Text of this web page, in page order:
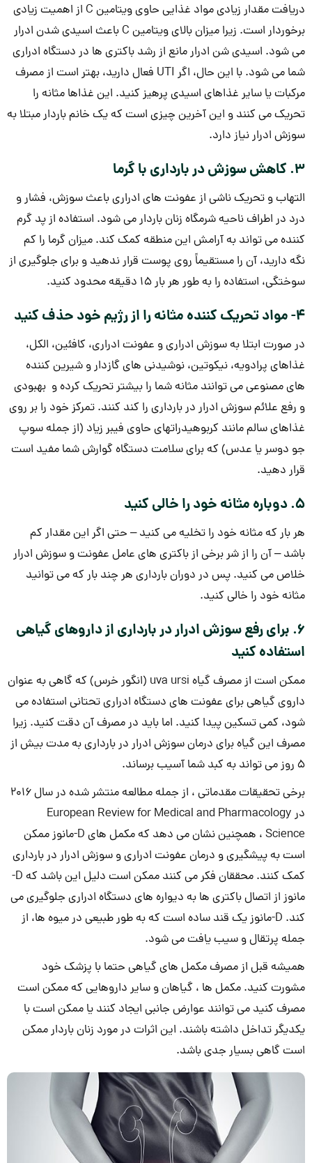
دریافت مقدار زیادی مواد غذایی حاوی ویتامین C از اهمیت زیادی
برخوردار است. زیرا میزان بالای ویتامین C باعث اسیدی شدن ادرار
می شود. اسیدی شن ادرار مانع از رشد باکتری ها در دستگاه ادراری
شما می شود. با این حال، اگر UTI فعال دارید، بهتر است از مصرف
مرکبات یا سایر غذاهای اسیدی پرهیز کنید. این غذاها مثانه را
تحریک می کنند و این آخرین چیزی است که یک خانم باردار مبتلا به
سوزش ادرار نیاز دارد.
3. کاهش سوزش در بارداری با گرما
التهاب و تحریک ناشی از عفونت های ادراری باعث سوزش، فشار و
درد در اطراف ناحیه شرمگاه زنان باردار می شود. استفاده از پد گرم
کننده می تواند به آرامش این منطقه کمک کند. میزان گرما را کم
نگه دارید، آن را مستقیماً روی پوست قرار ندهید و برای جلوگیری از
سوختگی، استفاده را به طور هر بار 15 دقیقه محدود کنید.
4- مواد تحریک کننده مثانه را از رژیم خود حذف کنید
در صورت ابتلا به سوزش ادراری و عفونت ادراری، کافئین، الکل،
غذاهای پرادویه، نیکوتین، نوشیدنی های گازدار و شیرین کننده
های مصنوعی می توانند مثانه شما را بیشتر تحریک کرده و بهبودی
و رفع علائم سوزش ادرار در بارداری را کند کنند. تمرکز خود را بر روی
غذاهای سالم مانند کربوهیدراتهای حاوی فیبر زیاد (از جمله سوپ
جو دوسر یا عدس) که برای سلامت دستگاه گوارش شما مفید است
قرار دهید.
5. دوباره مثانه خود را خالی کنید
هر بار که مثانه خود را تخلیه می کنید – حتی اگر این مقدار کم
باشد – آن را از شر برخی از باکتری های عامل عفونت و سوزش ادرار
خلاص می کنید. پس در دوران بارداری هر چند بار که می توانید
مثانه خود را خالی کنید.
6. برای رفع سوزش ادرار در بارداری از داروهای گیاهی
استفاده کنید
ممکن است از مصرف گیاه uva ursi (انگور خرس) که گاهی به عنوان
داروی گیاهی برای عفونت های دستگاه ادراری تحتانی استفاده می
شود، کمی تسکین پیدا کنید. اما باید در مصرف آن دقت کنید. زیرا
مصرف این گیاه برای درمان سوزش ادرار در بارداری به مدت بیش از
5 روز می تواند به کبد شما آسیب برساند.
برخی تحقیقات مقدماتی ، از جمله مطالعه منتشر شده در سال 2016
در European Review for Medical and Pharmacology
Science ، همچنین نشان می دهد که مکمل های D-مانوز ممکن
است به پیشگیری و درمان عفونت ادراری و سوزش ادرار در بارداری
کمک کنند. محققان فکر می کنند ممکن است دلیل این باشد که D-
مانوز از اتصال باکتری ها به دیواره های دستگاه ادراری جلوگیری می
کند. D-مانوز یک قند ساده است که به طور طبیعی در میوه ها، از
جمله پرتقال و سیب یافت می شود.
همیشه قبل از مصرف مکمل های گیاهی حتما با پزشک خود
مشورت کنید. مکمل ها ، گیاهان و سایر داروهایی که ممکن است
مصرف کنید می توانند عوارض جانبی ایجاد کنند یا ممکن است با
یکدیگر تداخل داشته باشند. این اثرات در مورد زنان باردار ممکن
است گاهی بسیار جدی باشد.